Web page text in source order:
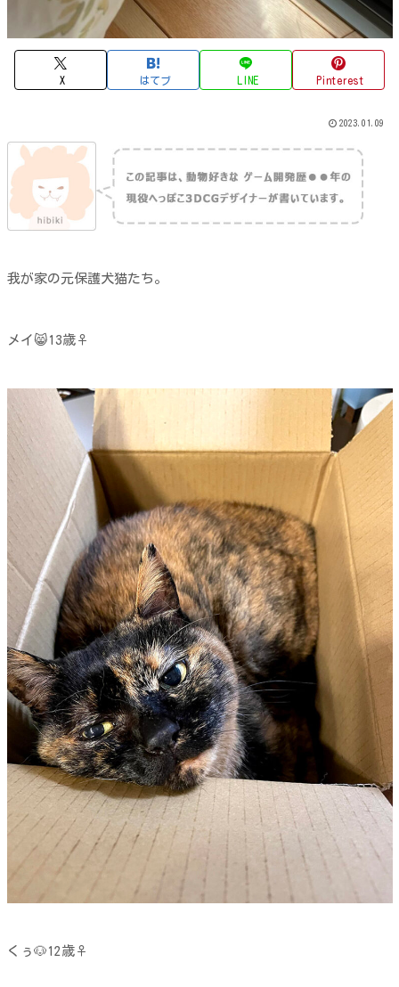
X はてブ LINE Pinterest
2023.01.09
我が家の元保護犬猫たち。
メイ😸13歳♀
くぅ🐶12歳♀